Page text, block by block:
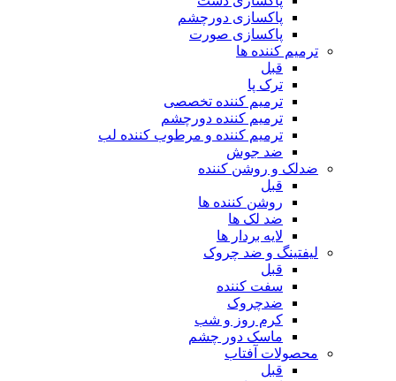
پاکسازی دورچشم
پاکسازی صورت
ترمیم کننده ها
قبل
ترک پا
ترمیم کننده تخصصی
ترمیم کننده دورچشم
ترمیم کننده و مرطوب کننده لب
ضد جوش
ضدلک و روشن کننده
قبل
روشن کننده ها
ضد لک ها
لایه بردار ها
لیفتینگ و ضد چروک
قبل
سفت کننده
ضدچروک
کرم روز و شب
ماسک دور چشم
محصولات آفتاب
قبل